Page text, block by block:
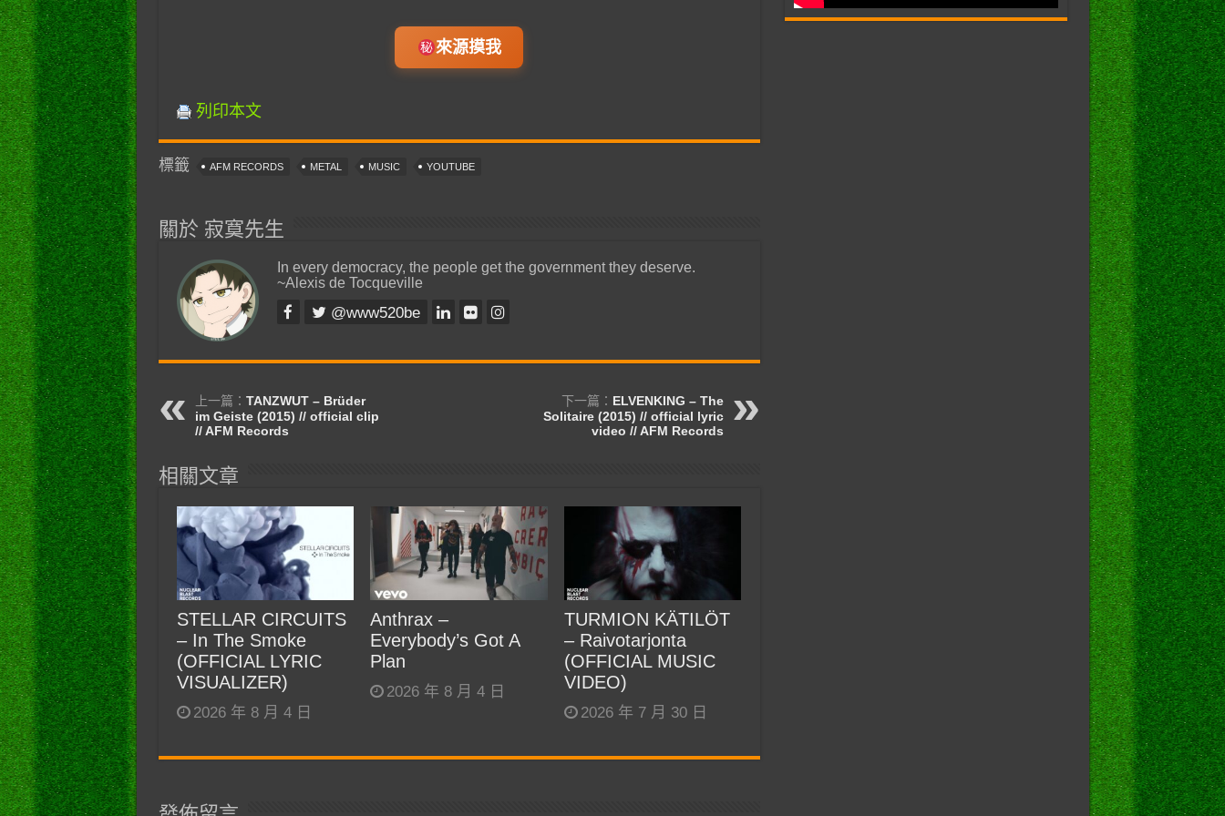
來源摸我
列印本文
標籤 AFM RECORDS METAL MUSIC YOUTUBE
關於 寂寞先生
In every democracy, the people get the government they deserve.
~Alexis de Tocqueville
@www520be
上一篇： TANZWUT – Brüder
im Geiste (2015) // official clip
// AFM Records
下一篇： ELVENKING – The
Solitaire (2015) // official lyric
video // AFM Records
相關文章
STELLAR CIRCUITS
– In The Smoke
(OFFICIAL LYRIC
VISUALIZER)
2026 年 8 月 4 日
Anthrax –
Everybody’s Got A
Plan
2026 年 8 月 4 日
TURMION KÄTILÖT
– Raivotarjonta
(OFFICIAL MUSIC
VIDEO)
2026 年 7 月 30 日